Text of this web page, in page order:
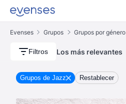
Evenses Grupos Grupos por género
Filtros Los más relevantes
Grupos de Jazz Restablecer